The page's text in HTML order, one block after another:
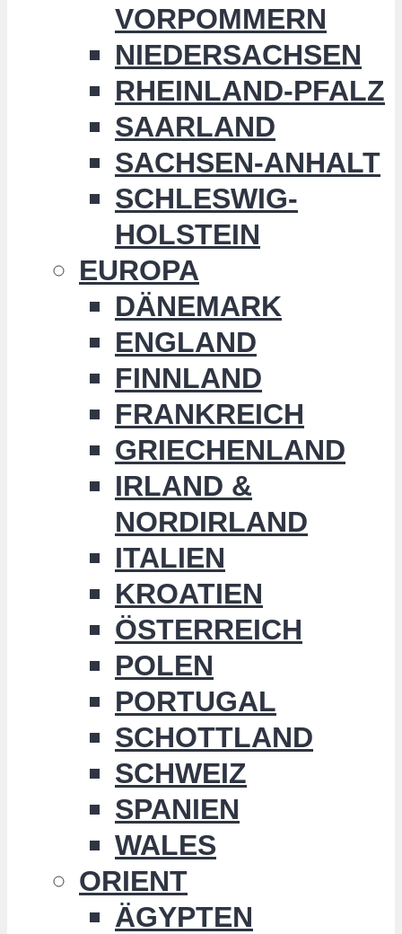
VORPOMMERN
NIEDERSACHSEN
RHEINLAND-PFALZ
SAARLAND
SACHSEN-ANHALT
SCHLESWIG-
HOLSTEIN
EUROPA
DÄNEMARK
ENGLAND
FINNLAND
FRANKREICH
GRIECHENLAND
IRLAND &
NORDIRLAND
ITALIEN
KROATIEN
ÖSTERREICH
POLEN
PORTUGAL
SCHOTTLAND
SCHWEIZ
SPANIEN
WALES
ORIENT
ÄGYPTEN